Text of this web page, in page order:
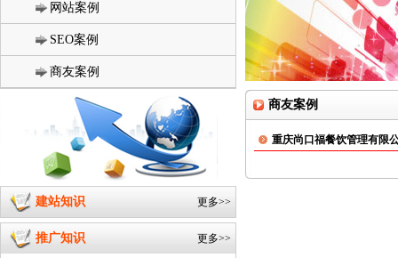
网站案例
SEO案例
商友案例
建站知识 更多>>
推广知识 更多>>
商友案例
重庆尚口福餐饮管理有限